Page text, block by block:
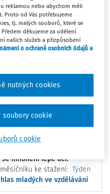
podpůrné a podnětné
všichni cítit dobře a
pro wellbeing a drobnosti
skupině Wellbeing
pro vás proto připravily
od pondělí do neděle s
kalendář
mnohem lépe učí.
ke stažení: Týden
hlas mladých ve vzdělávání
reklamou nebo abychom měli
Proto od Vás potřebujeme
tj. malých souborů, které se
děkujeme za udělení
našich služeb a přizpůsobení
o ochraně osobních údajů a
cookie
nutných cookies
soubory cookie